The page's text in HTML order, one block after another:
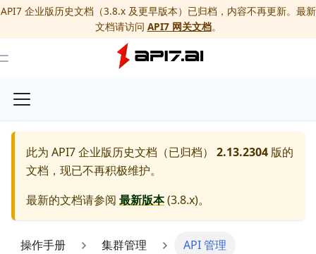
API7 企业版历史文档（3.8.x 及更早版本）已归档，内容不再更新。最新
文档请访问 API7 网关文档。
Toggle Menu
此为 API7 企业版历史文档（已归档） 2.13.2304 版的
文档，现已不再积极维护。
最新的文档请参阅 最新版本(3.8.x)。
操作手册 集群管理 API 管理